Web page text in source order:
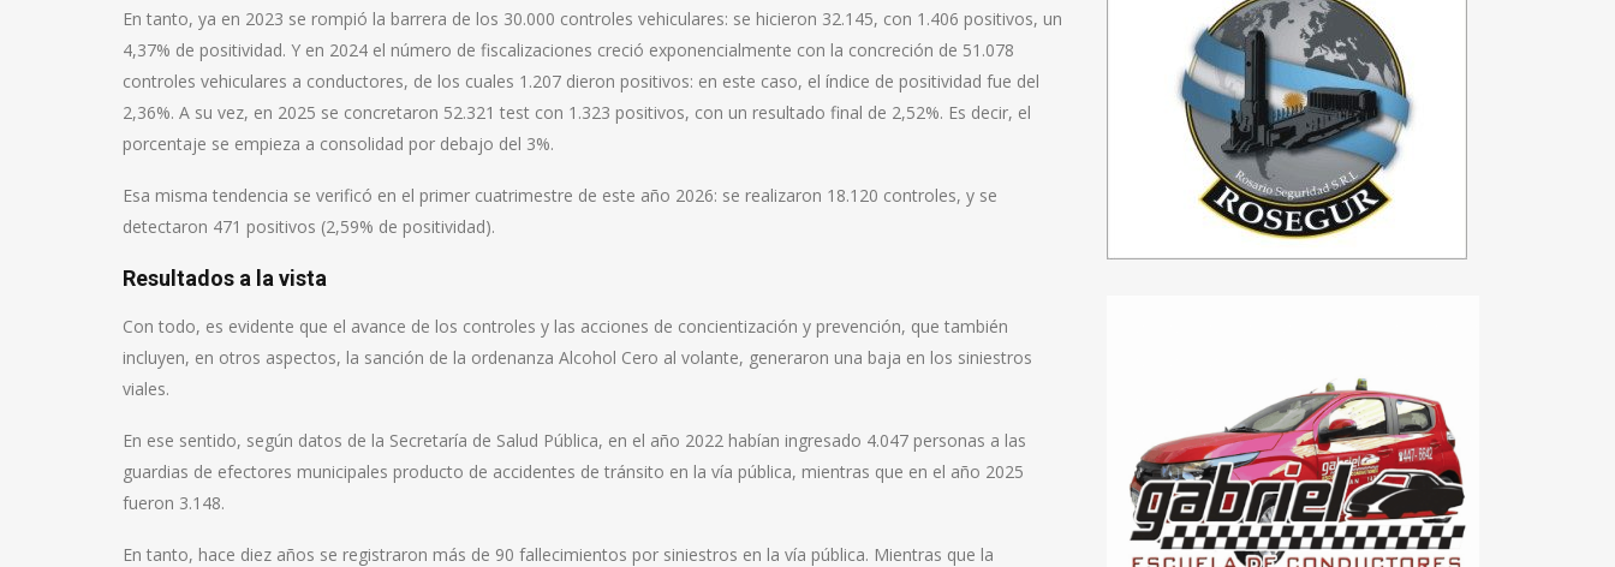
En tanto, ya en 2023 se rompió la barrera de los 30.000 controles vehiculares: se hicieron 32.145, con 1.406 positivos, un
4,37% de positividad. Y en 2024 el número de fiscalizaciones creció exponencialmente con la concreción de 51.078
controles vehiculares a conductores, de los cuales 1.207 dieron positivos: en este caso, el índice de positividad fue del
2,36%. A su vez, en 2025 se concretaron 52.321 test con 1.323 positivos, con un resultado final de 2,52%. Es decir, el
porcentaje se empieza a consolidad por debajo del 3%.
Esa misma tendencia se verificó en el primer cuatrimestre de este año 2026: se realizaron 18.120 controles, y se
detectaron 471 positivos (2,59% de positividad).
Resultados a la vista
Con todo, es evidente que el avance de los controles y las acciones de concientización y prevención, que también
incluyen, en otros aspectos, la sanción de la ordenanza Alcohol Cero al volante, generaron una baja en los siniestros
viales.
En ese sentido, según datos de la Secretaría de Salud Pública, en el año 2022 habían ingresado 4.047 personas a las
guardias de efectores municipales producto de accidentes de tránsito en la vía pública, mientras que en el año 2025
fueron 3.148.
En tanto, hace diez años se registraron más de 90 fallecimientos por siniestros en la vía pública. Mientras que la